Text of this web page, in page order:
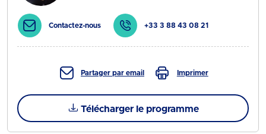
Contactez-nous +33 3 88 43 08 21
Partager par email Imprimer
Télécharger le programme